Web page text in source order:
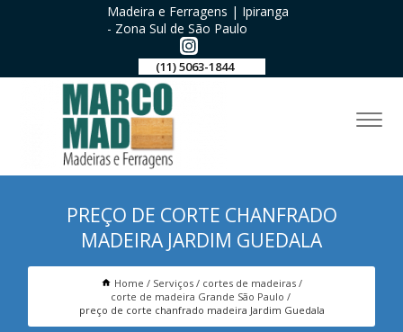
Madeira e Ferragens | Ipiranga
- Zona Sul de São Paulo
(11) 5063-1844
PREÇO DE CORTE CHANFRADO
MADEIRA JARDIM GUEDALA
Home Serviços
cortes de madeiras
corte de madeira Grande São Paulo
preço de corte chanfrado madeira Jardim Guedala